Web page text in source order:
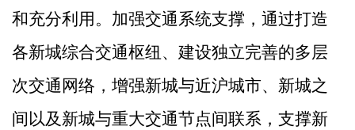
和充分利用。加强交通系统支撑，通过打造
各新城综合交通枢纽、建设独立完善的多层
次交通网络，增强新城与近沪城市、新城之
间以及新城与重大交通节点间联系，支撑新